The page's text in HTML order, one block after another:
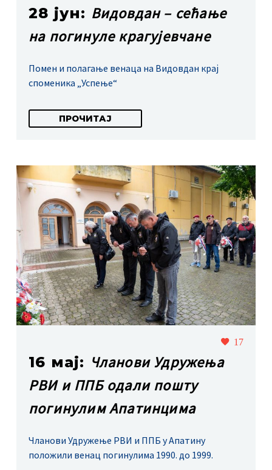
28 јун: Видовдан – сећање
на погинуле крагујевчане
Помен и полагање венаца на Видовдан крај
споменика „Успење“
ПРОЧИТАЈ
17
16 мај: Чланови Удружења
РВИ и ППБ одали пошту
погинулим Апатинцима
Чланови Удружење РВИ и ППБ у Апатину
положили венац погинулима 1990. до 1999.